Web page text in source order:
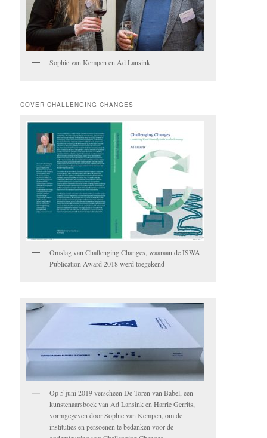
Sophie van Kempen en Ad Lansink
COVER CHALLENGING CHANGES
Omslag van Challenging Changes, waaraan de ISWA
Publication Award 2018 werd toegekend
Op 5 juni 2019 verscheen De Toren van Babel, een
kunstenaarsboek van Ad Lansink en Harrie Gerrits,
vormgegeven door Sophie van Kempen, om de
instituties en persoenen te bedanken voor de